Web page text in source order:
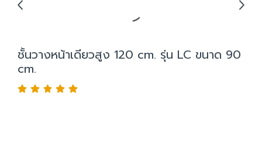
ชั้นวางหน้าเดียวสูง 120 cm. รุ่น LC ขนาด 90
cm.